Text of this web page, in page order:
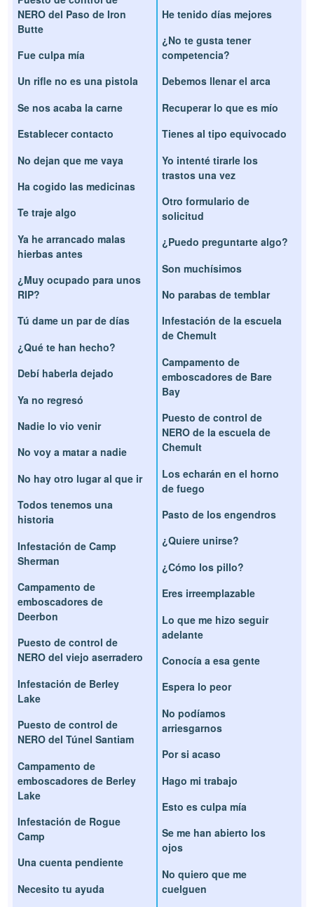
NERO del Paso de Iron
Butte
Fue culpa mía
Un rifle no es una pistola
Se nos acaba la carne
Establecer contacto
No dejan que me vaya
Ha cogido las medicinas
Te traje algo
Ya he arrancado malas
hierbas antes
¿Muy ocupado para unos
RIP?
Tú dame un par de días
¿Qué te han hecho?
Debí haberla dejado
Ya no regresó
Nadie lo vio venir
No voy a matar a nadie
No hay otro lugar al que ir
Todos tenemos una
historia
Infestación de Camp
Sherman
Campamento de
emboscadores de
Deerbon
Puesto de control de
NERO del viejo aserradero
Infestación de Berley
Lake
Puesto de control de
NERO del Túnel Santiam
Campamento de
emboscadores de Berley
Lake
Infestación de Rogue
Camp
Una cuenta pendiente
Necesito tu ayuda
He tenido días mejores
¿No te gusta tener
competencia?
Debemos llenar el arca
Recuperar lo que es mío
Tienes al tipo equivocado
Yo intenté tirarle los
trastos una vez
Otro formulario de
solicitud
¿Puedo preguntarte algo?
Son muchísimos
No parabas de temblar
Infestación de la escuela
de Chemult
Campamento de
emboscadores de Bare
Bay
Puesto de control de
NERO de la escuela de
Chemult
Los echarán en el horno
de fuego
Pasto de los engendros
¿Quiere unirse?
¿Cómo los pillo?
Eres irreemplazable
Lo que me hizo seguir
adelante
Conocía a esa gente
Espera lo peor
No podíamos
arriesgarnos
Por si acaso
Hago mi trabajo
Esto es culpa mía
Se me han abierto los
ojos
No quiero que me
cuelguen